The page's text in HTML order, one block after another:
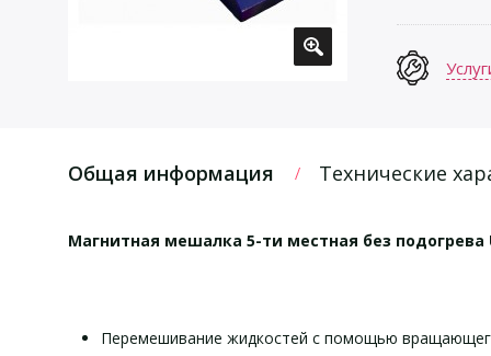
Общая информация Технические
Магнитная мешалка 5-ти местная без подогрева
Перемешивание жидкостей с помощью